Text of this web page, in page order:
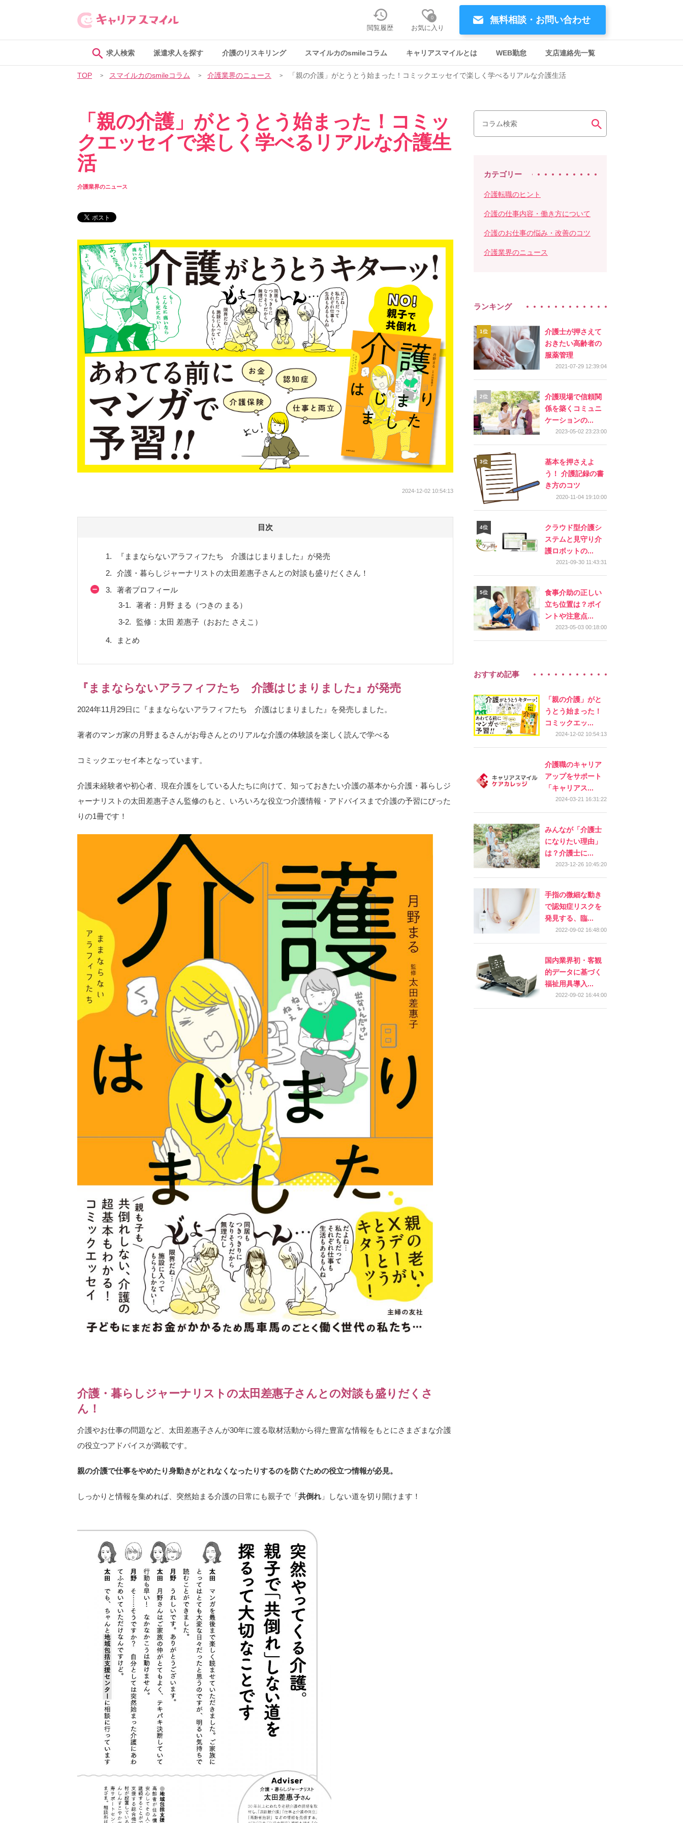
無料相談・お問い合わせ
閲覧履歴
0
お気に入り
求人検索 派遣求人を探す 介護のリスキリング スマイルカのsmileコラム キャリアスマイルとは WEB勤怠 支店連絡先一覧
TOP スマイルカのsmileコラム 介護業界のニュース 「親の介護」がとうとう始まった！コミックエッセイで楽しく学べるリアルな介護生活
「親の介護」がとうとう始まった！コミッ
クエッセイで楽しく学べるリアルな介護生
活
介護業界のニュース
2024-12-02 10:54:13
目次
1.
『ままならないアラフィフたち 介護はじまりました』が発売
2.
介護・暮らしジャーナリストの太田差惠子さんとの対談も盛りだくさん！
3.
著者プロフィール
3-1.
著者：月野 まる（つきの まる）
3-2.
監修：太田 差惠子（おおた さえこ）
4. まとめ
『ままならないアラフィフたち 介護はじまりました』が発売
2024年11月29日に『ままならないアラフィフたち 介護はじまりました』を発売しました。
著者のマンガ家の月野まるさんがお母さんとのリアルな介護の体験談を楽しく読んで学べる
コミックエッセイ本となっています。
介護未経験者や初心者、現在介護をしている人たちに向けて、知っておきたい介護の基本から介護・暮らしジ
ャーナリストの太田差惠子さん監修のもと、いろいろな役立つ介護情報・アドバイスまで介護の予習にぴった
りの1冊です！
介護・暮らしジャーナリストの太田差惠子さんとの対談も盛りだくさ
ん！
介護やお仕事の問題など、太田差惠子さんが30年に渡る取材活動から得た豊富な情報をもとにさまざまな介護
の役立つアドバイスが満載です。
親の介護で仕事をやめたり身動きがとれなくなったりするのを防ぐための役立つ情報が必見。
しっかりと情報を集めれば、突然始まる介護の日常にも親子で「共倒れ 」しない道を切り開けます！
カテゴリー
介護転職のヒント
介護の仕事内容・働き方について
介護のお仕事の悩み・改善のコツ
介護業界のニュース
ランキング
介護士が押さえて
おきたい高齢者の
服薬管理
2021-07-29 12:39:04
介護現場で信頼関
係を築くコミュニ
ケーションの...
2023-05-02 23:23:00
基本を押さえよ
う！ 介護記録の書
き方のコツ
2020-11-04 19:10:00
クラウド型介護シ
ステムと見守り介
護ロボットの...
2021-09-30 11:43:31
食事介助の正しい
立ち位置は？ポイ
ントや注意点...
2023-05-03 00:18:00
おすすめ記事
「親の介護」がと
うとう始まった！
コミックエッ...
2024-12-02 10:54:13
介護職のキャリア
アップをサポート
「キャリアス...
2024-03-21 16:31:22
みんなが「介護士
になりたい理由」
は？介護士に...
2023-12-26 10:45:20
手指の微細な動き
で認知症リスクを
発見する、臨...
2022-09-02 16:48:00
国内業界初・客観
的データに基づく
福祉用具導入...
2022-09-02 16:44:00